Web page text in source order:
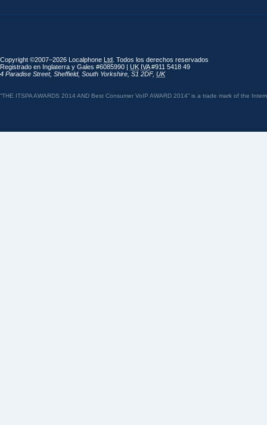
Copyright ©2007–2026 Localphone Ltd . Todos los derechos reservados
Registrado en Inglaterra y Gales #6085990 | UK IVA#911 5418 49
4 Paradise Street, Sheffield, South Yorkshire S1 2DF, UK
“THE ITSPA AWARDS 2014 AND Best Consumer VoIP AWARD 2014” is a trade mark of the